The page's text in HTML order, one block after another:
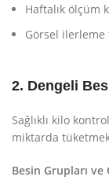
Haftalık ölçüm
Görsel ilerleme
2. Dengeli
Sağlıklı kilo
miktarda
Besin Grupları ve